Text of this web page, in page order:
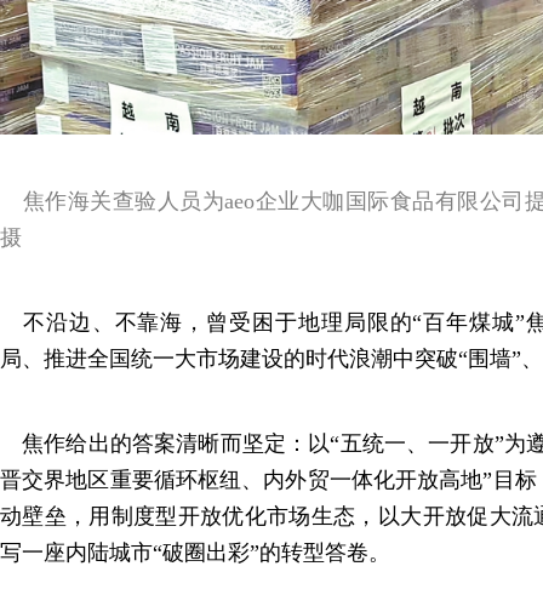
焦作海关查验人员为aeo企业大咖国际食品有限公司
摄
不沿边、不靠海，曾受困于地理局限的“百年煤城”
局、推进全国统一大市场建设的时代浪潮中突破“围墙”
焦作给出的答案清晰而坚定：以“五统一、一开放”为
晋交界地区重要循环枢纽、内外贸一体化开放高地”目
动壁垒，用制度型开放优化市场生态，以大开放促大
写一座内陆城市“破圈出彩”的转型答卷。